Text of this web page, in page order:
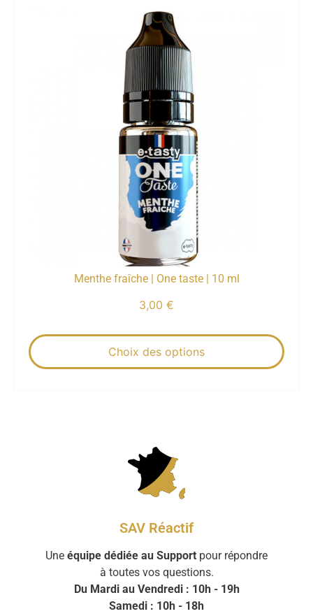
Menthe fraîche | One taste | 10 ml
3,00 €
Choix des options
SAV Réactif
Une équipe dédiée au Support pour répondre
à toutes vos questions.
Du Mardi au Vendredi : 10h - 19h
Samedi : 10h - 18h